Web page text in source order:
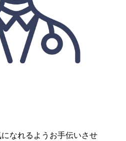
なれるようお手伝いさせ